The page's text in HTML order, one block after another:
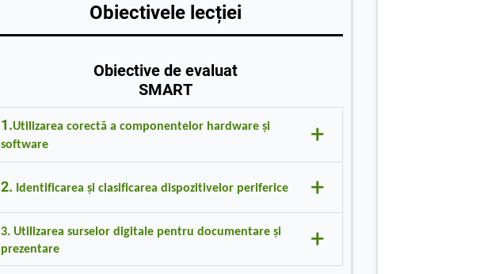
Obiectivele lecției
Obiective de evaluat
SMART
1.Utilizarea corectă a componentelor hardware și
software
+
O1: Clasifice dispozitivele periferice în funcție de rolul lor
2. Identificarea și clasificarea dispozitivelor periferice +
O2:Descrie funcționarea unor periferice comune și exemple de
utilizare.
O3:Utilizeze platforme online pentru documentare și
3. Utilizarea surselor digitale pentru documentare și
prezentare
+